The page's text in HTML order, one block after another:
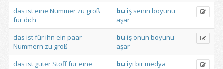
das ist eine Nummer zu groß
für dich
bu iş senin boyunu
aşar
das istfürihn ein paar
Nummern zu groß
bu iş onun boyunu
aşar
das ist guter Stofffür eine
bu iyi birmedya